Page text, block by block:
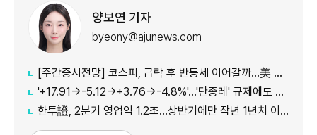
양보연 기자
byeony@ajunews.com
[주간증시전망] 코스피, 급락 후 반등세 이어갈까…美 CPI·외국인 수급 '촉각'
'+17.91→-5.12→+3.76→-4.8%'…'단종레' 규제에도 여전히 롤러코스터 타는 코스피
한투證, 2분기 영업익 1.2조…상반기에만 작년 1년치 이익만큼 벌었다